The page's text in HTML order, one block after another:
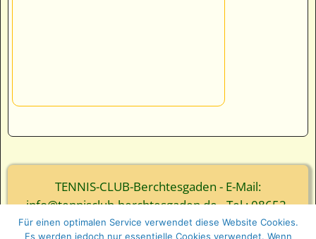
TENNIS-CLUB-Berchtesgaden - E-Mail:
info@tennisclub-berchtesgaden.de - Tel.: 08652-
3839
Für einen optimalen Service verwendet diese Website Cookies.
Es werden jedoch nur essentielle Cookies verwendet. Wenn